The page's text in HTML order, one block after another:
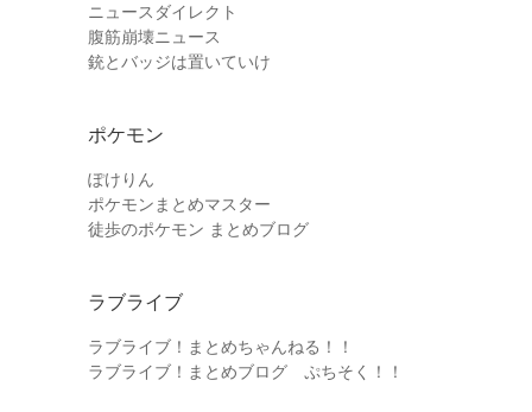
ニュースダイレクト
腹筋崩壊ニュース
銃とバッジは置いていけ
ポケモン
ぽけりん
ポケモンまとめマスター
徒歩のポケモン まとめブログ
ラブライブ
ラブライブ！まとめちゃんねる！！
ラブライブ！まとめブログ ぷちそく！！